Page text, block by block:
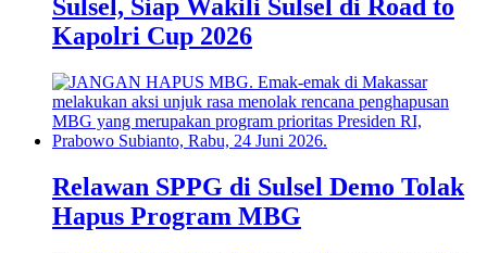
Sulsel, Siap Wakili Sulsel di Road to
Kapolri Cup 2026
Relawan SPPG di Sulsel Demo Tolak
Hapus Program MBG